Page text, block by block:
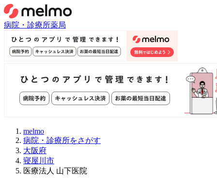
病院・診療所薬局
melmo
病院・診療所をさがす
大阪府
寝屋川市
医療法人 山下医院